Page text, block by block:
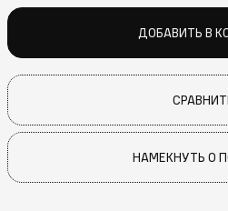
ДОБАВИТЬ В
НАМЕКНУТЬ О